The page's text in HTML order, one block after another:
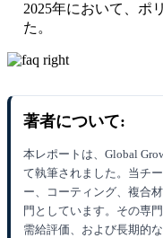
2025年において、ポ
た。
著者について:
本レポートは、Global
て執筆されました。当チ
ー、コーティング、複合
門としています。その専
需給評価、および長期的